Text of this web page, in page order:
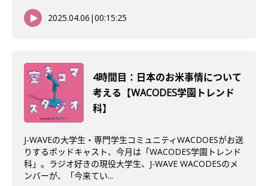
2025.04.06 |00:15:25
4時間目：日本のお米事情について
考える【WACODES学園トレンド
科】
J-WAVEの大学生・専門学生コミュニティWACDOESがお送
りするポッドキャスト、今月は「WACODES学園トレンド
科」。ラジオ好きの現役大学生、J-WAVE WACODESのメ
ンバーが、「今来てい...